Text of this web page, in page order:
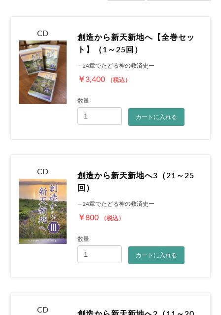
CD
創造から新天新地へ【全巻セッ
ト】（1～25回）
―24章でたどる神の救済史ー
￥3,400 （税込）
数量
カートに入れる
CD
創造から新天新地へ3（21～25
回）
―24章でたどる神の救済史ー
￥800 （税込）
数量
カートに入れる
CD